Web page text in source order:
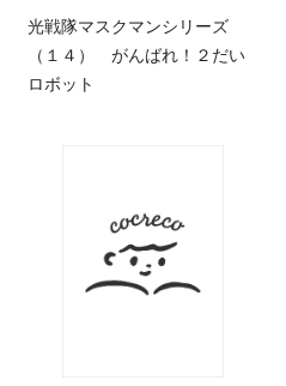
光戦隊マスクマンシリーズ
（１４） がんばれ！２だい
ロボット